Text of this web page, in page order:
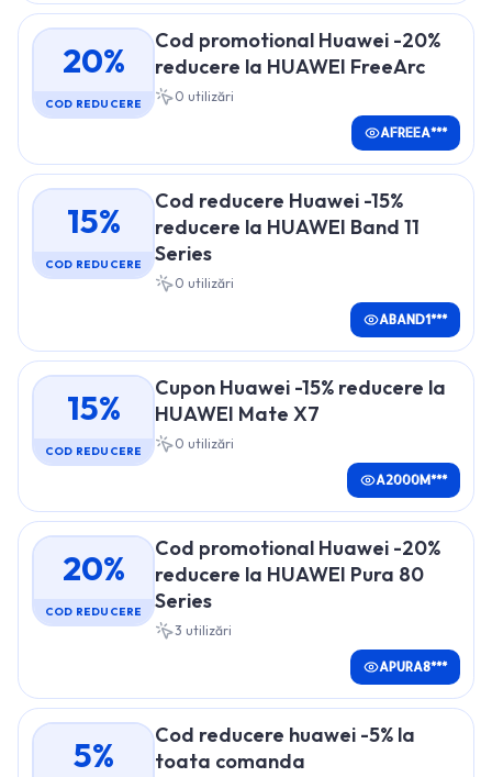
20%
COD REDUCERE
Cod promotional Huawei -20%
reducere la HUAWEI FreeArc
0 utilizări
AFREEA***
15%
COD REDUCERE
Cod reducere Huawei -15%
reducere la HUAWEI Band 11
Series
0 utilizări
ABAND1***
15%
COD REDUCERE
Cupon Huawei -15% reducere la
HUAWEI Mate X7
0 utilizări
A2000M***
20%
COD REDUCERE
Cod promotional Huawei -20%
reducere la HUAWEI Pura 80
Series
3 utilizări
APURA8***
5%
Cod reducere huawei -5% la
toata comanda